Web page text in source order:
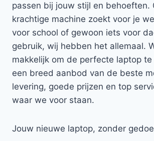
passen bij jouw stijl en behoeften.
krachtige machine zoekt voor je
voor school of gewoon iets voor
gebruik, wij hebben het allemaal.
makkelijk om de perfecte laptop
een breed aanbod van de beste
levering, goede prijzen en top
waar we voor staan.
Jouw nieuwe laptop, zonder